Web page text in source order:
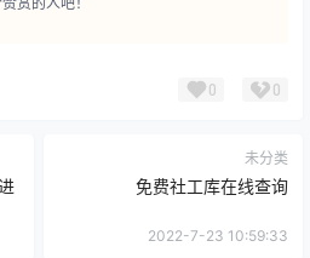
0 0
未分类
免费社工库在线查询
2022-7-23 10:59:33